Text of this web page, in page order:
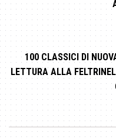
100 CLASSICI DI
LETTURA ALLA